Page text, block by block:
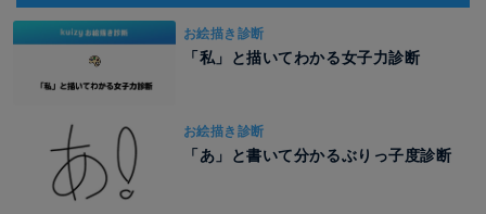
お絵描き診断
「私」と描いてわかる女子力診断
お絵描き診断
「あ」と書いて分かるぶりっ子度診断